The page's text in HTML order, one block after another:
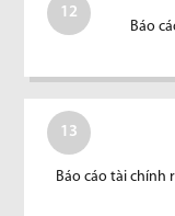
12
Báo
13
Báo cáo tài chính